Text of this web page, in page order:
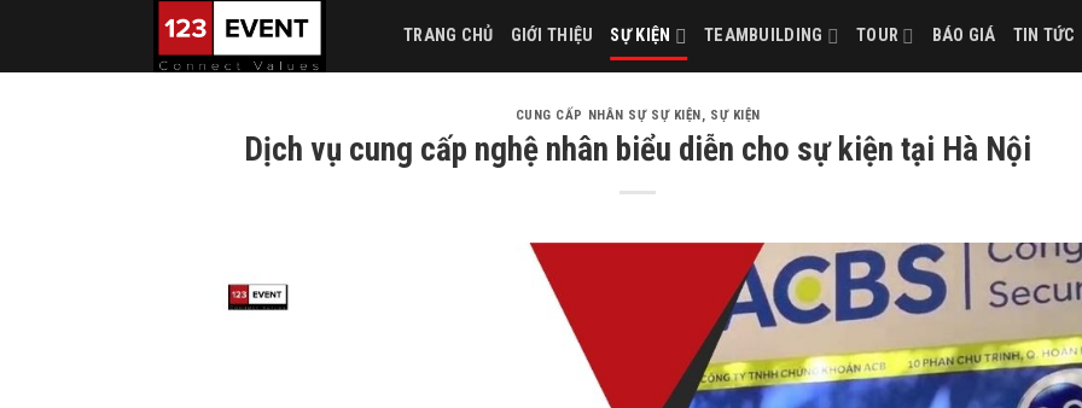
content
TRANG CHỦ GIỚI THIỆU SỰ KIỆN TEAMBUILDING TOUR BÁO GIÁ TIN TỨC
CUNG CẤP NHÂN SỰ SỰ KIỆN, SỰ KIỆN
Dịch vụ cung cấp nghệ nhân biểu diễn cho sự kiện tại Hà Nội